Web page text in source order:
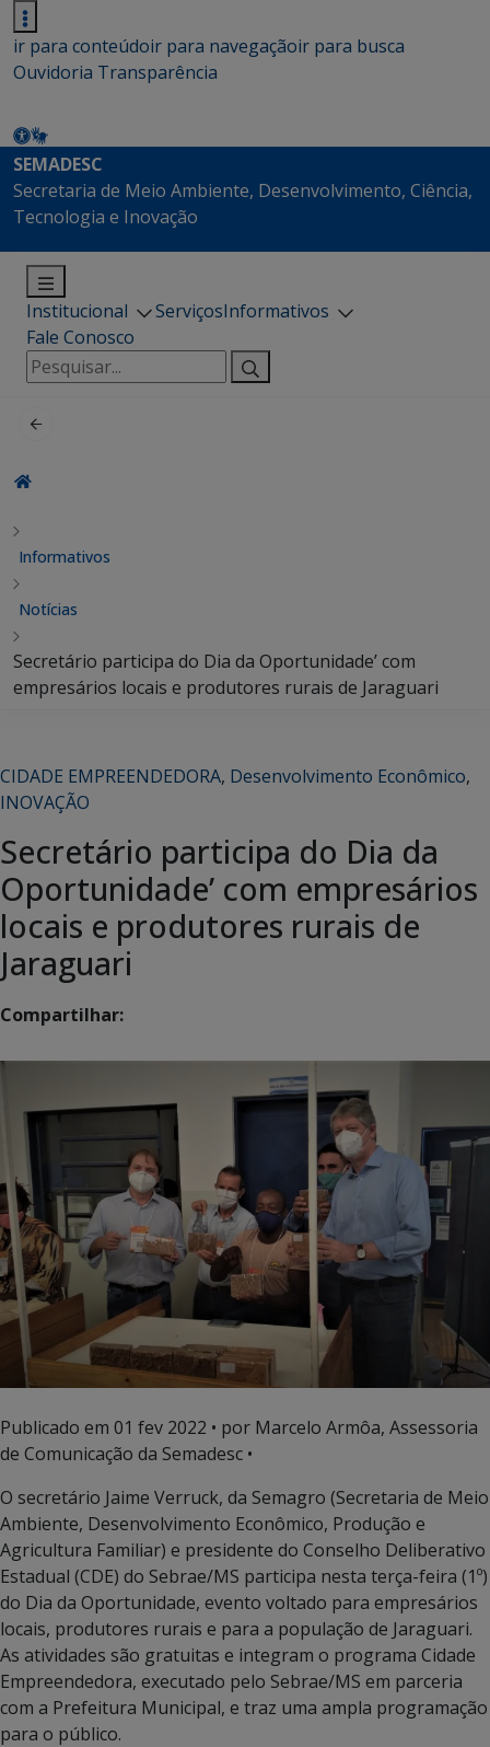
ir para conteúdoir para navegaçãoir para busca
Ouvidoria Transparência
SEMADESC
Secretaria de Meio Ambiente, Desenvolvimento, Ciência,
Tecnologia e Inovação
Institucional ServiçosInformativos
Fale Conosco
Pesquisar
por:
Informativos
Notícias
Secretário participa do Dia da Oportunidade’ com
empresários locais e produtores rurais de Jaraguari
CIDADE EMPREENDEDORA, Desenvolvimento Econômico,
INOVAÇÃO
Secretário participa do Dia da
Oportunidade’ com empresários
locais e produtores rurais de
Jaraguari
Compartilhar:
Publicado em 01 fev 2022 • por Marcelo Armôa, Assessoria
de Comunicação da Semadesc •
O secretário Jaime Verruck, da Semagro (Secretaria de Meio
Ambiente, Desenvolvimento Econômico, Produção e
Agricultura Familiar) e presidente do Conselho Deliberativo
Estadual (CDE) do Sebrae/MS participa nesta terça-feira (1º)
do Dia da Oportunidade, evento voltado para empresários
locais, produtores rurais e para a população de Jaraguari.
As atividades são gratuitas e integram o programa Cidade
Empreendedora, executado pelo Sebrae/MS em parceria
com a Prefeitura Municipal, e traz uma ampla programação
para o público.